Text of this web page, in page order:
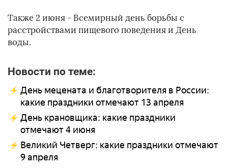
Также 2 июня - Всемирный день борьбы с
расстройствами пищевого поведения и День
воды.
Новости по теме:
День мецената и благотворителя в России:
какие праздники отмечают 13 апреля
День крановщика: какие праздники
отмечают 4 июня
Великий Четверг: какие праздники отмечают
9 апреля